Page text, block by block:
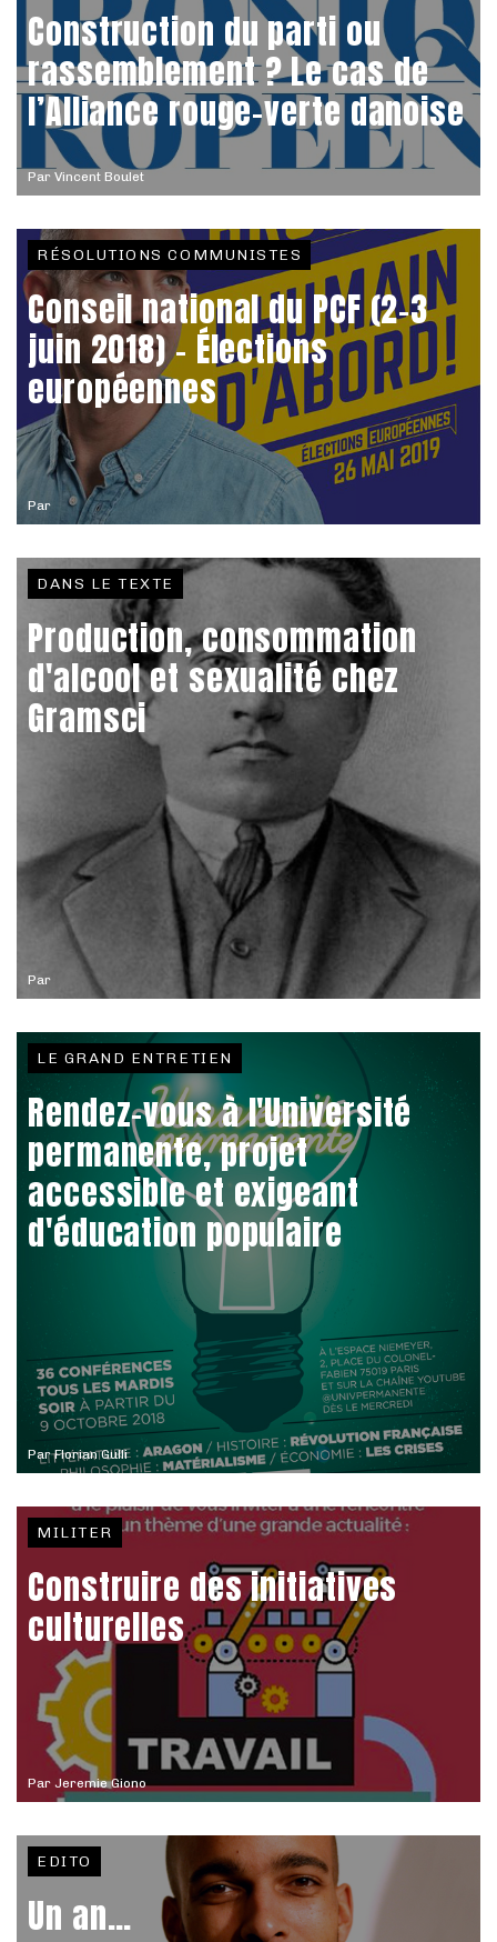
Par Vincent Boulet
Construction du parti ou
rassemblement ? Le cas de
l’Alliance rouge-verte danoise
Par
RÉSOLUTIONS COMMUNISTES
Conseil national du PCF (2-3
juin 2018) - Élections
européennes
Par
DANS LE TEXTE
Production, consommation
d'alcool et sexualité chez
Gramsci
ParFlorian Gulli
LE GRAND ENTRETIEN
Rendez-vous à l'Université
permanente, projet
accessible et exigeant
d'éducation populaire
Par Jeremie Giono
MILITER
Construire des initiatives
culturelles
EDITO
Un an…